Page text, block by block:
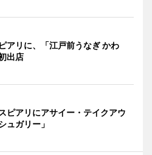
アリに、「江戸前うなぎ かわ
出店
ピアリにアサイー・テイクアウ
ュガリー」